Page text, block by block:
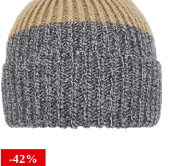
-42%